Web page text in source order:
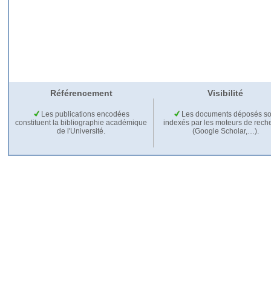
Référencement Visibilité
Les publications encodées
constituent la bibliographie académique
de l'Université.
Les documents déposés
indexés par les moteurs de
(Google Scholar,…).